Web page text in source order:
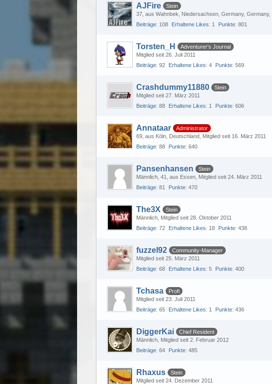
AJFire
Stein
37 aus Wahnbek, Niedersachsen, Germany, Germany
Beiträge
108 Erhaltene Likes 1 Punkte 801
Torsten_H
Adventurer's Journal
Mitglied seit 26. Juli 2011
Beiträge 92 Erhaltene Likes 4 Punkte 569
Crashdummy11880
Stein
Mitglied seit 27. März 2011
Beiträge 88 Erhaltene Likes 1 Punkte 606
Annataar
Administrator
69 aus Köln, Deutschland
Mitglied seit 16. März 2011
Beiträge 88 Punkte 640
Pansenhansen
Stein
Männlich 41 aus Essen
Mitglied seit 24. März 2011
Beiträge 81 Punkte 470
The3X
Stein
Männlich
Mitglied seit 28. Oktober 2011
Beiträge 72 Erhaltene Likes 18 Punkte 438
fuzzel92
Community-Manager
Mitglied seit 25. März 2011
Beiträge 68 Erhaltene Likes 5 Punkte 400
Tchasa
Profi
Mitglied seit 23. Juli 2011
Beiträge 65 Erhaltene Likes 1 Punkte 436
DiggerKai
Chief Resident
Männlich
Mitglied seit 2. Februar 2012
Beiträge 64 Punkte 485
Rhaxus
Stein
Mitglied seit 24. Dezember 2011